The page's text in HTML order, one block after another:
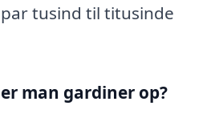
tusind til titusinde
man gardiner op?